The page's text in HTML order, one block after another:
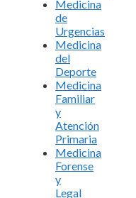
Medicina
de
Urgencias
Medicina
del
Deporte
Medicina
Familiar
y
Atención
Primaria
Medicina
Forense
y
Legal